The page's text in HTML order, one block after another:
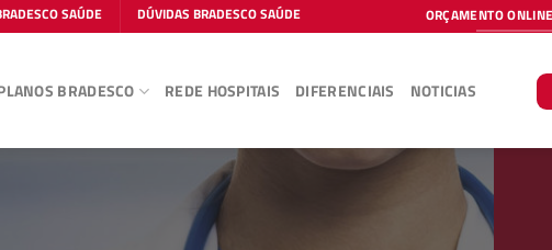
SAÚDE DÚVIDAS BRADESCO SAÚDE ORÇAMENTO
BRADESCO REDE HOSPITAIS DIFERENCIAIS NOTICIAS